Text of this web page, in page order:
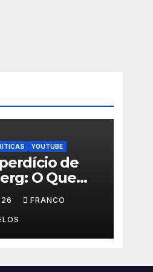
YOUTUBE
de
O Que
em Dia
FRANCO